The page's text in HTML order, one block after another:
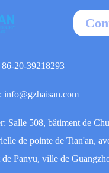
20-39218293
info@gzhaisan.com
Salle 508, bâtiment de
de pointe de Tian'an,
de Panyu, ville de